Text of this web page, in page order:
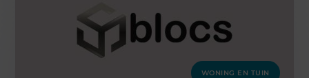
WONING EN TUIN